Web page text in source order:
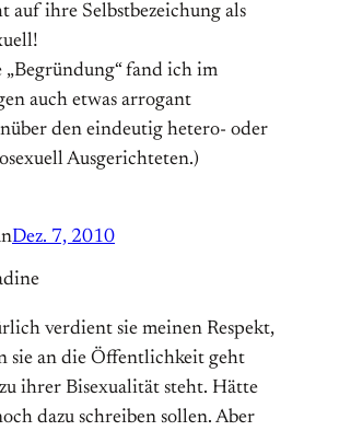
auf ihre Selbstbezeichung als
„Begründung“ fand ich im
auch etwas arrogant
den eindeutig hetero- oder
Ausgerichteten.)
Dez. 7, 2010
verdient sie meinen Respekt,
sie an die Öffentlichkeit geht
ihrer Bisexualität steht. Hätte
dazu schreiben sollen. Aber